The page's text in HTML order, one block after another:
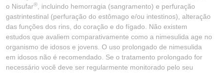
o Nisufar®
, incluindo hemorragia (sangramento) e perfuração
gastrintestinal (perfuração do estômago e/ou intestinos), alteração
das funções dos rins, do coração e do fígado. Não existem
estudos que avaliem comparativamente como a nimesulida age no
organismo de idosos e jovens. O uso prolongado de nimesulida
em idosos não é recomendado. Se o tratamento prolongado for
necessário você deve ser regularmente monitorado pelo seu